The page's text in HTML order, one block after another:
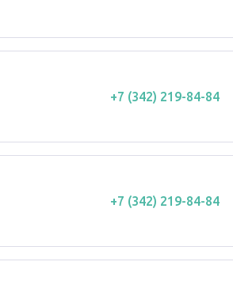
+7 (342) 219-84-84
+7 (342) 219-84-84